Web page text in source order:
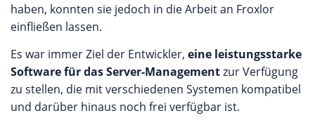
haben, konnten sie jedoch in die Arbeit an Froxlor
einfließen lassen.
Es war immer Ziel der Entwickler, eine leistungsstarke
Software für das Server-Managementzur Verfügung
zu stellen, die mit verschiedenen Systemen kompatibel
und darüber hinaus noch frei verfügbar ist.